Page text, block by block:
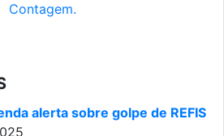
Contagem.
alerta sobre golpe de REFIS